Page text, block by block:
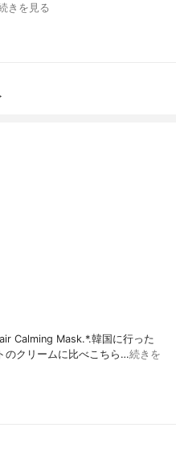
きを見る
Calming Mask.*.韓国に行った
のクリームに比べこちら…続きを